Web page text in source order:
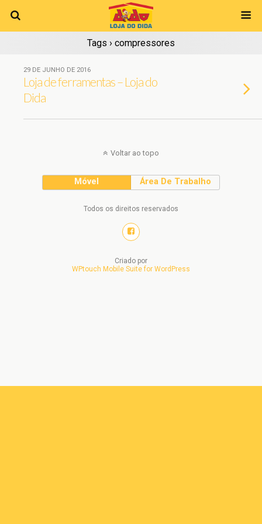
Tags › compressores
29 DE JUNHO DE 2016
Loja de ferramentas – Loja do
Dida
Voltar ao topo
Móvel Área De Trabalho
Todos os direitos reservados
Criado por
WPtouch Mobile Suite for WordPress